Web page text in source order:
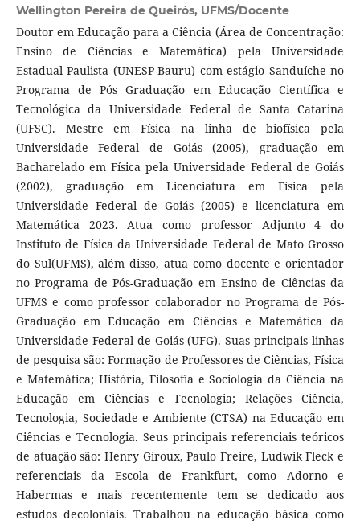
Wellington Pereira de Queirós, UFMS/Docente
Doutor em Educação para a Ciência (Área de Concentração:
Ensino de Ciências e Matemática) pela Universidade
Estadual Paulista (UNESP-Bauru) com estágio Sanduíche no
Programa de Pós Graduação em Educação Científica e
Tecnológica da Universidade Federal de Santa Catarina
(UFSC). Mestre em Física na linha de biofísica pela
Universidade Federal de Goiás (2005), graduação em
Bacharelado em Física pela Universidade Federal de Goiás
(2002), graduação em Licenciatura em Física pela
Universidade Federal de Goiás (2005) e licenciatura em
Matemática 2023. Atua como professor Adjunto 4 do
Instituto de Física da Universidade Federal de Mato Grosso
do Sul(UFMS), além disso, atua como docente e orientador
no Programa de Pós-Graduação em Ensino de Ciências da
UFMS e como professor colaborador no Programa de Pós-
Graduação em Educação em Ciências e Matemática da
Universidade Federal de Goiás (UFG). Suas principais linhas
de pesquisa são: Formação de Professores de Ciências, Física
e Matemática; História, Filosofia e Sociologia da Ciência na
Educação em Ciências e Tecnologia; Relações Ciência,
Tecnologia, Sociedade e Ambiente (CTSA) na Educação em
Ciências e Tecnologia. Seus principais referenciais teóricos
de atuação são: Henry Giroux, Paulo Freire, Ludwik Fleck e
referenciais da Escola de Frankfurt, como Adorno e
Habermas e mais recentemente tem se dedicado aos
estudos decoloniais. Trabalhou na educação básica como